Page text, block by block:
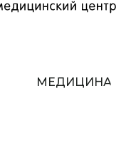
МЕДИЦИНА